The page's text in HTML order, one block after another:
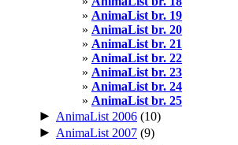
AnimaList br. 19
AnimaList br. 20
AnimaList br. 21
AnimaList br. 22
AnimaList br. 23
AnimaList br. 24
AnimaList br. 25
► AnimaList 2006 (10)
► AnimaList 2007 (9)